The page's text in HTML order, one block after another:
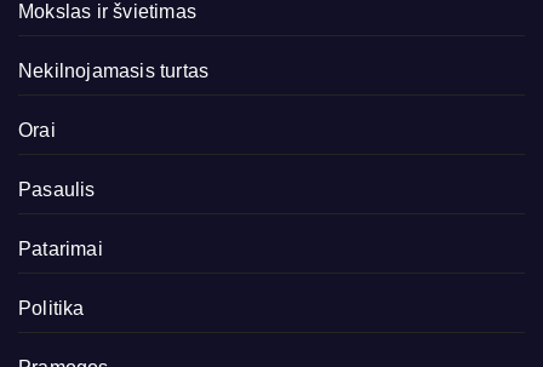
Mokslas ir švietimas
Nekilnojamasis turtas
Orai
Pasaulis
Patarimai
Politika